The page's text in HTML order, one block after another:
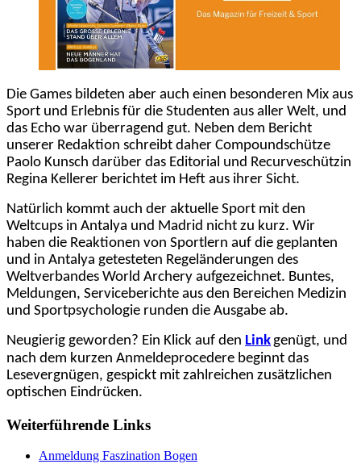
Die Games bildeten aber auch einen besonderen Mix aus
Sport und Erlebnis für die Studenten aus aller Welt, und
das Echo war überragend gut. Neben dem Bericht
unserer Redaktion schreibt daher Compoundschütze
Paolo Kunsch darüber das Editorial und Recurveschützin
Regina Kellerer berichtet im Heft aus ihrer Sicht.
Natürlich kommt auch der aktuelle Sport mit den
Weltcups in Antalya und Madrid nicht zu kurz. Wir
haben die Reaktionen von Sportlern auf die geplanten
und in Antalya getesteten Regeländerungen des
Weltverbandes World Archery aufgezeichnet. Buntes,
Meldungen, Serviceberichte aus den Bereichen Medizin
und Sportpsychologie runden die Ausgabe ab.
Neugierig geworden? Ein Klick auf den Linkgenügt, und
nach dem kurzen Anmeldeprocedere beginnt das
Lesevergnügen, gespickt mit zahlreichen zusätzlichen
optischen Eindrücken.
Weiterführende Links
Anmeldung Faszination Bogen